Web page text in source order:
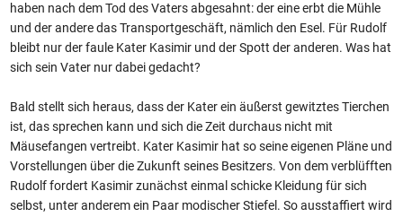
haben nach dem Tod des Vaters abgesahnt: der eine erbt die Mühle
und der andere das Transportgeschäft, nämlich den Esel. Für Rudolf
bleibt nur der faule Kater Kasimir und der Spott der anderen. Was hat
sich sein Vater nur dabei gedacht?
Bald stellt sich heraus, dass der Kater ein äußerst gewitztes Tierchen
ist, das sprechen kann und sich die Zeit durchaus nicht mit
Mäusefangen vertreibt. Kater Kasimir hat so seine eigenen Pläne und
Vorstellungen über die Zukunft seines Besitzers. Von dem verblüfften
Rudolf fordert Kasimir zunächst einmal schicke Kleidung für sich
selbst, unter anderem ein Paar modischer Stiefel. So ausstaffiert wird